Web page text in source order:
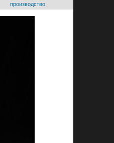
производство